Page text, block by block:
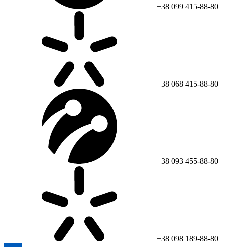
+38 099 415-88-80
+38 068 415-88-80
+38 093 455-88-80
+38 098 189-88-80